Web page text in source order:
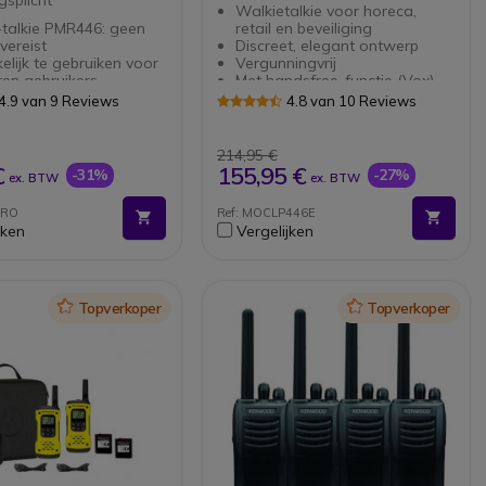
PMR446: geen
te gebruiken voor
gebruikers
(16 +
Nieuwe band:
446.19375 MHz
band: 446 00625-
Save-functie voor
van 9 Reviews
ex. BTW -31%
Walkietalkie voor horeca,
retail en beveiliging
Discreet, elegant ontwerp
Vergunningvrij
Met handsfree-functie (Vox)
alleen met programeerkabel
Antimicrobiële coating
Spraakgestuurde bediening en
intelligent indicatielampje
4.8 van 10 Reviews
214,95 €
155,95 € ex. BTW -27%
Ref: MOCLP446E
Vergelijken
IconTopverkoper IconTopverkoper